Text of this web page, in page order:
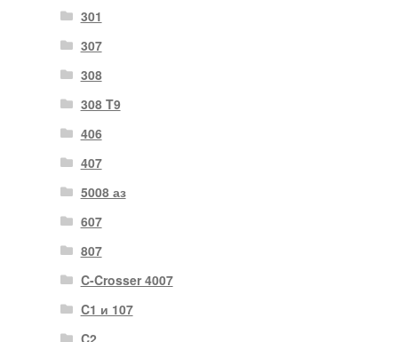
301
307
308
308 T9
406
407
5008 аз
607
807
C-Crosser 4007
C1 и 107